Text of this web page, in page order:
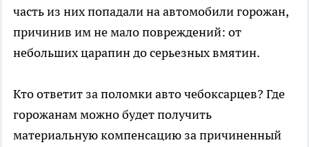
часть из них попадали на автомобили горожан,
причинив им не мало повреждений: от
небольших царапин до серьезных вмятин.
Кто ответит за поломки авто чебоксарцев? Где
горожанам можно будет получить
материальную компенсацию за причиненный